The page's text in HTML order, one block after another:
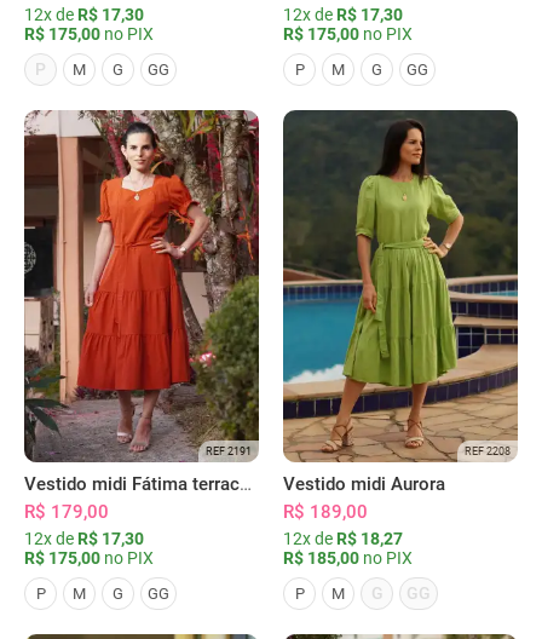
12x de R$ 17,30
R$ 175,00 no PIX
P
M G GG
12x de R$ 17,30
R$ 175,00 no PIX
P M G GG
REF 2191
Vestido midi Fátima terracota
R$ 179,00
12x de R$ 17,30
R$ 175,00 no PIX
P M G GG
REF 2208
Vestido midi Aurora
R$ 189,00
12x de R$ 18,27
R$ 185,00 no PIX
P M G GG